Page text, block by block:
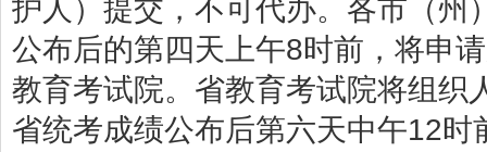
护人）提交，不可代办。各市（州
公布后的第四天上午8时前，将申
教育考试院。省教育考试院将组织
省统考成绩公布后第六天中午12时